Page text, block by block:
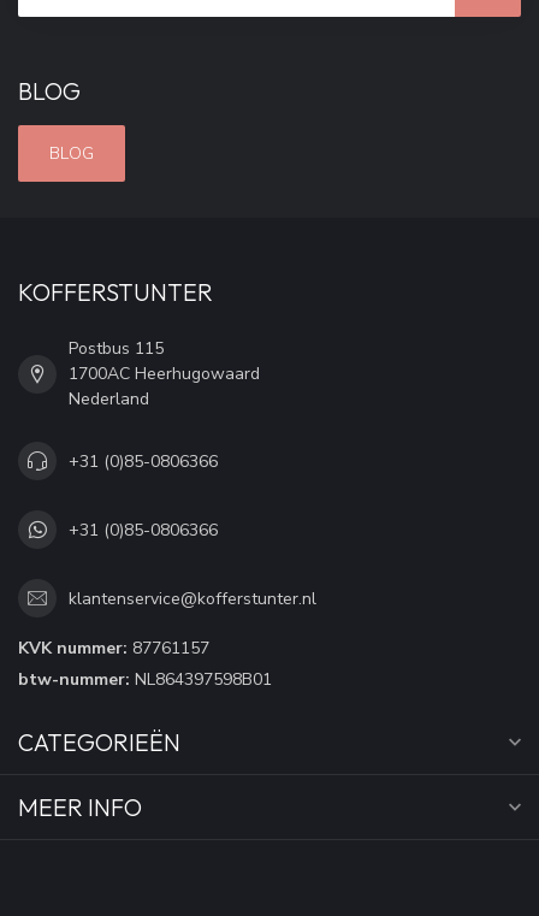
BLOG
BLOG
KOFFERSTUNTER
Postbus 115
1700AC Heerhugowaard
Nederland
+31 (0)85-0806366
+31 (0)85-0806366
klantenservice@kofferstunter.nl
KVK nummer: 87761157
btw-nummer: NL864397598B01
CATEGORIEËN
MEER INFO